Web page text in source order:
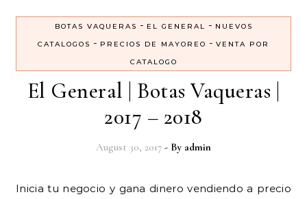
BOTAS VAQUERAS - EL GENERAL - NUEVOS
CATALOGOS - PRECIOS DE MAYOREO - VENTA POR
CATALOGO
El General | Botas Vaqueras |
2017 – 2018
August 30, 2017 - By admin
Inicia tu negocio y gana dinero vendiendo a precio